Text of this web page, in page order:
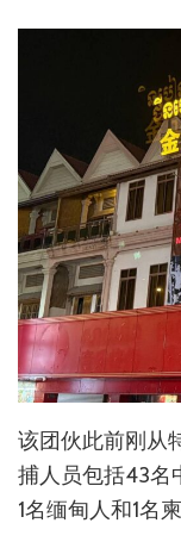
该团伙此前刚从
捕人员包括43名
1名缅甸人和1名